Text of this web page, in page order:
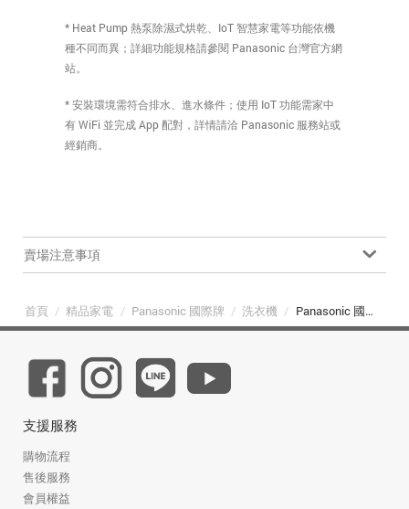
* Heat Pump 熱泵除濕式烘乾、IoT 智慧家電等功能依機
種不同而異；詳細功能規格請參閱 Panasonic 台灣官方網
站。
* 安裝環境需符合排水、進水條件；使用 IoT 功能需家中
有 WiFi 並完成 App 配對，詳情請洽 Panasonic 服務站或
經銷商。
賣場注意事項
首頁 / 精品家電 / Panasonic 國際牌 / 洗衣機 / Panasonic 國際牌 NA-V170MDH-W 智慧聯網系列 17kg 滾筒洗衣機 冰鑽白
支援服務
購物流程
售後服務
會員權益